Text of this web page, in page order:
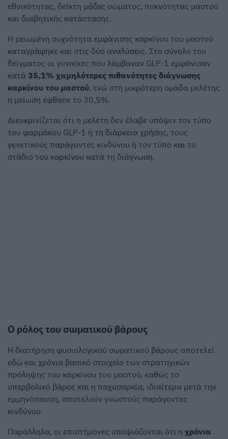
εθνικότητας, δείκτη μάζας σώματος, πυκνότητας μαστού
και διαβητικής κατάστασης.
Η μειωμένη συχνότητα εμφάνισης καρκίνου του μαστού
καταγράφηκε και στις δύο αναλύσεις. Στο σύνολο του
δείγματος οι γυναίκες που λάμβαναν GLP-1 εμφάνισαν
κατά 35,1% χαμηλότερες πιθανότητες διάγνωσης
καρκίνου του μαστού, ενώ στη μικρότερη ομάδα μελέτης
η μείωση έφθασε το 30,5%.
Διευκρινίζεται ότι η μελέτη δεν έλαβε υπόψιν τον τύπο
του φαρμάκου GLP-1 ή τη διάρκεια χρήσης, τους
γενετικούς παράγοντες κινδύνου ή τον τύπο και το
στάδιο του καρκίνου κατά τη διάγνωση.
Ο ρόλος του σωματικού βάρους
Η διατήρηση φυσιολογικού σωματικού βάρους αποτελεί
εδώ και χρόνια βασικό στοιχείο των στρατηγικών
πρόληψης του καρκίνου του μαστού, καθώς το
υπερβολικό βάρος και η παχυσαρκία, ιδιαίτερα μετά την
εμμηνόπαυση, αποτελούν γνωστούς παράγοντες
κινδύνου.
Παράλληλα, οι επιστήμονες υποψιάζονται ότι η χρόνια